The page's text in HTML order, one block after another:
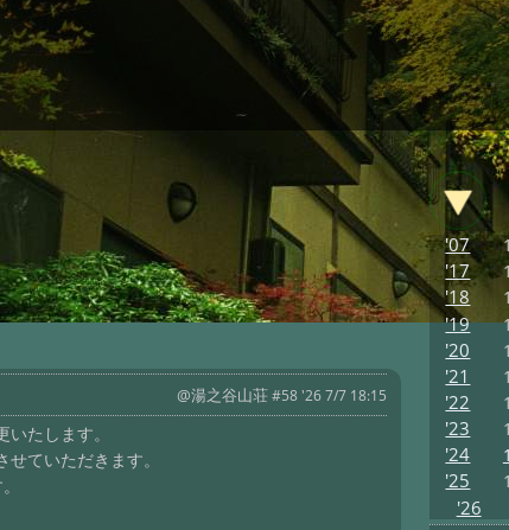
@湯之谷山荘 #58 '26 7/7 18:15
たします。
ていただきます。
'07 1
'17 1
'18 1
'19
'20 1
'21 1
'22 1
'23 1
'24 1
'25 1
'26